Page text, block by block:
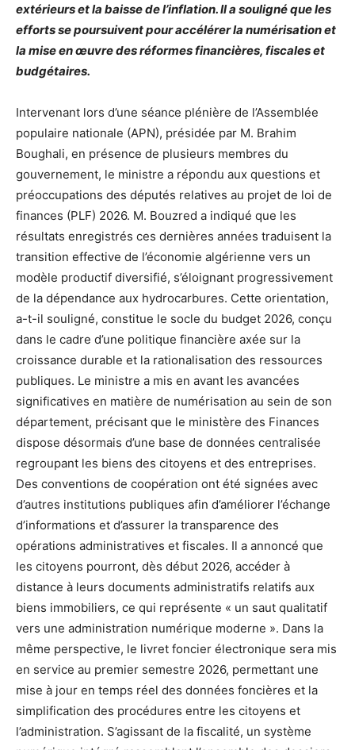
extérieurs et la baisse de l’inflation. Il a souligné que les
efforts se poursuivent pour accélérer la numérisation et
la mise en œuvre des réformes financières, fiscales et
budgétaires.
Intervenant lors d’une séance plénière de l’Assemblée
populaire nationale (APN), présidée par M. Brahim
Boughali, en présence de plusieurs membres du
gouvernement, le ministre a répondu aux questions et
préoccupations des députés relatives au projet de loi de
finances (PLF) 2026. M. Bouzred a indiqué que les
résultats enregistrés ces dernières années traduisent la
transition effective de l’économie algérienne vers un
modèle productif diversifié, s’éloignant progressivement
de la dépendance aux hydrocarbures. Cette orientation,
a-t-il souligné, constitue le socle du budget 2026, conçu
dans le cadre d’une politique financière axée sur la
croissance durable et la rationalisation des ressources
publiques. Le ministre a mis en avant les avancées
significatives en matière de numérisation au sein de son
département, précisant que le ministère des Finances
dispose désormais d’une base de données centralisée
regroupant les biens des citoyens et des entreprises.
Des conventions de coopération ont été signées avec
d’autres institutions publiques afin d’améliorer l’échange
d’informations et d’assurer la transparence des
opérations administratives et fiscales. Il a annoncé que
les citoyens pourront, dès début 2026, accéder à
distance à leurs documents administratifs relatifs aux
biens immobiliers, ce qui représente « un saut qualitatif
vers une administration numérique moderne ». Dans la
même perspective, le livret foncier électronique sera mis
en service au premier semestre 2026, permettant une
mise à jour en temps réel des données foncières et la
simplification des procédures entre les citoyens et
l’administration. S’agissant de la fiscalité, un système